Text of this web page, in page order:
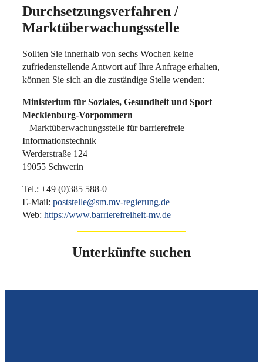
Durchsetzungsverfahren /
Marktüberwachungsstelle
Sollten Sie innerhalb von sechs Wochen keine
zufriedenstellende Antwort auf Ihre Anfrage erhalten,
können Sie sich an die zuständige Stelle wenden:
Ministerium für Soziales, Gesundheit und Sport
Mecklenburg-Vorpommern
– Marktüberwachungsstelle für barrierefreie
Informationstechnik –
Werderstraße 124
19055 Schwerin
Tel.: +49 (0)385 588-0
E-Mail: poststelle@sm.mv-regierung.de
Web: https://www.barrierefreiheit-mv.de
Unterkünfte suchen